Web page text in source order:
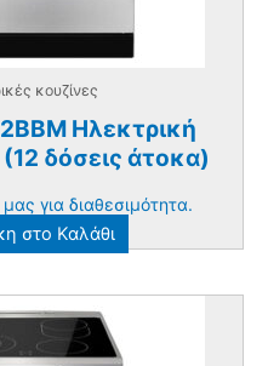
κουζίνες
Ηλεκτρική
δόσεις άτοκα)
για διαθεσιμότητα.
στο Καλάθι